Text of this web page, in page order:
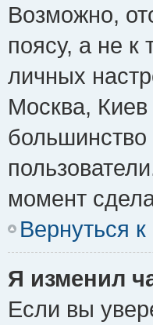
Возможно,
поясу, а не к
личных
Москва, Киев
большинство
момент
Вернуться
Я изменил
Если вы